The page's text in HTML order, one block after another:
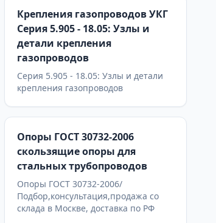
Крепления газопроводов УКГ
Серия 5.905 - 18.05: Узлы и
детали крепления
газопроводов
Серия 5.905 - 18.05: Узлы и детали
крепления газопроводов
Опоры ГОСТ 30732-2006
скользящие опоры для
стальных трубопроводов
Опоры ГОСТ 30732-2006/
Подбор,консультация,продажа со
склада в Москве, доставка по РФ